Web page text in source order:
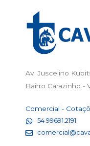
Av. Juscelino
Bairro Carazinho -
Comercial -
54 99691.2191